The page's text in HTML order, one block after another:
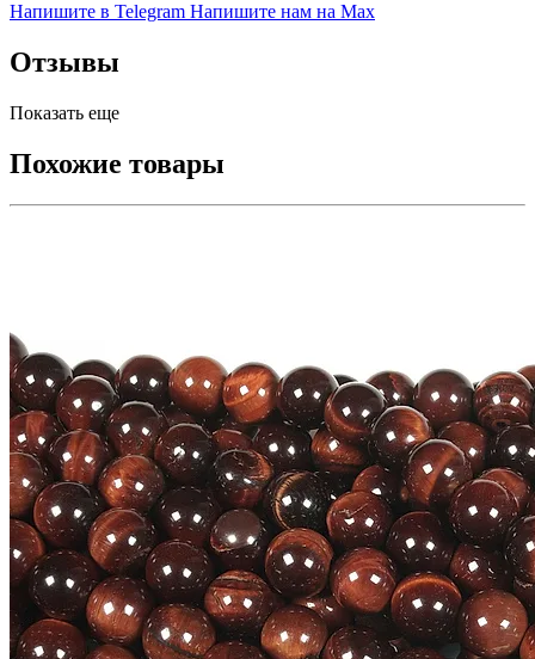
Напишите в Telegram Напишите нам на Max
Отзывы
Показать еще
Похожие товары